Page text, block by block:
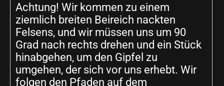
Achtung! Wir kommen zu einem
ziemlich breiten Beireich nackten
Felsens, und wir müssen uns um 90
Grad nach rechts drehen und ein Stück
hinabgehen, um den Gipfel zu
umgehen, der sich vor uns erhebt. Wir
folgen den Pfaden auf dem